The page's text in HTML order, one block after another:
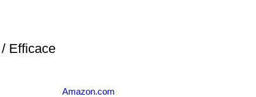
Efficace
Amazon.com